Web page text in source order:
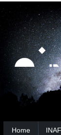
Strumenti
personali
Salta
contenuti.
|
Salta
alla
navigazione
Ricerca
avanzata…
Home